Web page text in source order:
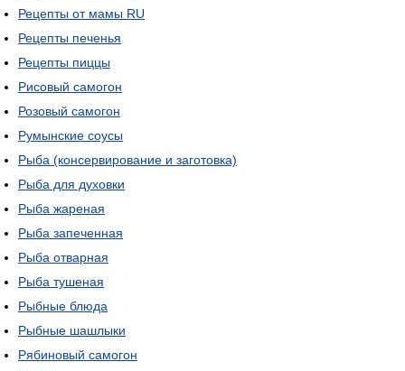
Рецепты от мамы RU
Рецепты печенья
Рецепты пиццы
Рисовый самогон
Розовый самогон
Румынские соусы
Рыба (консервирование и заготовка)
Рыба для духовки
Рыба жареная
Рыба запеченная
Рыба отварная
Рыба тушеная
Рыбные блюда
Рыбные шашлыки
Рябиновый самогон